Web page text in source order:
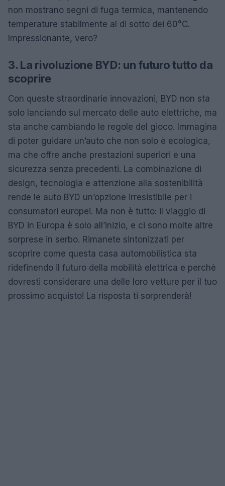
non mostrano segni di fuga termica, mantenendo
temperature stabilmente al di sotto dei 60°C.
Impressionante, vero?
3. La rivoluzione BYD: un futuro tutto da
scoprire
Con queste straordinarie innovazioni, BYD non sta
solo lanciando sul mercato delle auto elettriche, ma
sta anche cambiando le regole del gioco. Immagina
di poter guidare un’auto che non solo è ecologica,
ma che offre anche prestazioni superiori e una
sicurezza senza precedenti. La combinazione di
design, tecnologia e attenzione alla sostenibilità
rende le auto BYD un’opzione irresistibile per i
consumatori europei. Ma non è tutto: il viaggio di
BYD in Europa è solo all’inizio, e ci sono molte altre
sorprese in serbo. Rimanete sintonizzati per
scoprire come questa casa automobilistica sta
ridefinendo il futuro della mobilità elettrica e perché
dovresti considerare una delle loro vetture per il tuo
prossimo acquisto! La risposta ti sorprenderà!